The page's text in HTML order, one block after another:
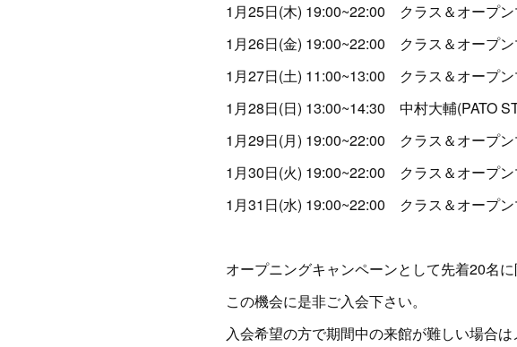
1月25日(木) 19:00~22:00 クラス＆オープン
1月26日(金) 19:00~22:00 クラス＆オープン
1月27日(土) 11:00~13:00 クラス＆オープン
1月28日(日) 13:00~14:30 中村大輔(PATO
1月29日(月) 19:00~22:00 クラス＆オープン
1月30日(火) 19:00~22:00 クラス＆オープン
1月31日(水) 19:00~22:00 クラス＆オープン
オープニングキャンペーンとして先着20名
この機会に是非ご入会下さい。
入会希望の方で期間中の来館が難しい場合